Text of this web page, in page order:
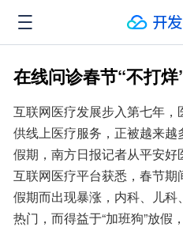
在线问诊春节“不打
互联网医疗发展步入第七年
供线上医疗服务，正被越来
假期，南方日报记者从平安
互联网医疗平台获悉，春节
假期而出现暴涨，内科、儿
热门，而得益于“加班狗”放假